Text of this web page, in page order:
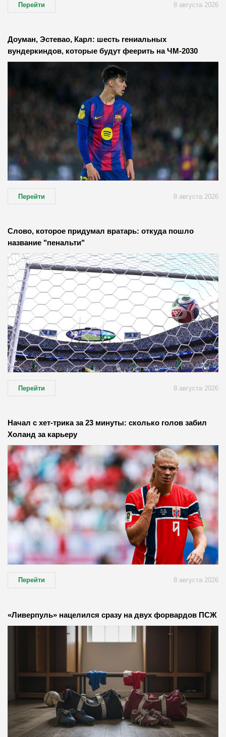
Перейти 8 августа 2026
Доуман, Эстевао, Карл: шесть гениальных
вундеркиндов, которые будут феерить на ЧМ-2030
Перейти 8 августа 2026
Слово, которое придумал вратарь: откуда пошло
название "пенальти"
Перейти 8 августа 2026
Начал с хет-трика за 23 минуты: сколько голов забил
Холанд за карьеру
Перейти 8 августа 2026
«Ливерпуль» нацелился сразу на двух форвардов ПСЖ